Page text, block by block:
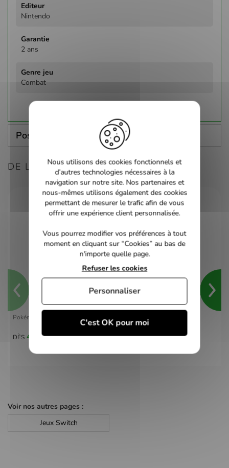
Nintendo
2 ans
Combat
Poser une question
DE LA MÊME CONSOLE
Pokémon Violet - switch
DÈS 40,00 €
Voir nos autres pages :
Jeux Switch
Nous utilisons des cookies fonctionnels et
d’autres technologies nécessaires à la
navigation sur notre site. Nos partenaires et
nous-mêmes utilisons également des cookies
permettant de mesurer le trafic afin de vous
offrir une expérience client personnalisée.
Vous pourrez modifier vos préférences à tout
moment en cliquant sur “Cookies” au bas de
n'importe quelle page.
C'est OK pour moi
Refuser les cookies
Personnaliser